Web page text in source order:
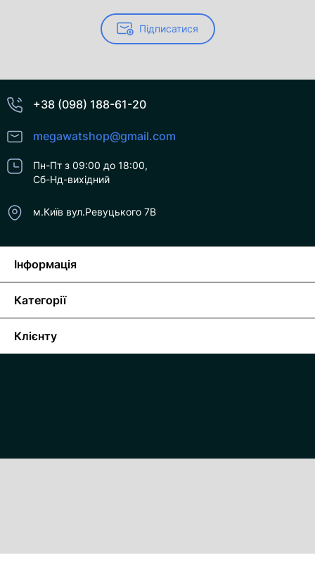
Підписатися
+38 (098) 188-61-20
megawatshop@gmail.com
Пн-Пт з 09:00 до 18:00,
Сб-Нд-вихідний
м.Київ вул.Ревуцького 7В
Інформація
Категорії
Клієнту